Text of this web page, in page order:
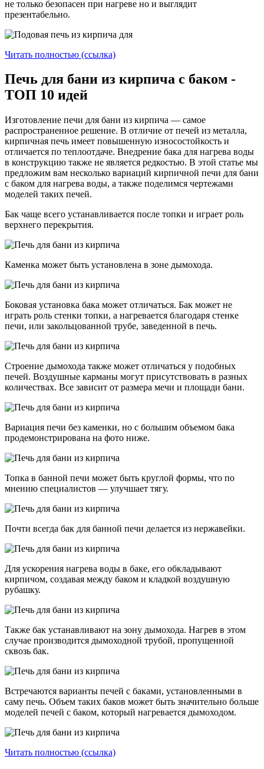
не только безопасен при нагреве но и выглядит
презентабельно.
Читать полностью (ссылка)
Печь для бани из кирпича с баком -
ТОП 10 идей
Изготовление печи для бани из кирпича — самое
распространенное решение. В отличие от печей из металла,
кирпичная печь имеет повышенную износостойкость и
отличается по теплоотдаче. Внедрение бака для нагрева воды
в конструкцию также не является редкостью. В этой статье мы
предложим вам несколько вариаций кирпичной печи для бани
с баком для нагрева воды, а также поделимся чертежами
моделей таких печей.
Бак чаще всего устанавливается после топки и играет роль
верхнего перекрытия.
Каменка может быть установлена в зоне дымохода.
Боковая установка бака может отличаться. Бак может не
играть роль стенки топки, а нагревается благодаря стенке
печи, или закольцованной трубе, заведенной в печь.
Строение дымохода также может отличаться у подобных
печей. Воздушные карманы могут присутствовать в разных
количествах. Все зависит от размера мечи и площади бани.
Вариация печи без каменки, но с большим объемом бака
продемонстрирована на фото ниже.
Топка в банной печи может быть круглой формы, что по
мнению специалистов — улучшает тягу.
Почти всегда бак для банной печи делается из нержавейки.
Для ускорения нагрева воды в баке, его обкладывают
кирпичом, создавая между баком и кладкой воздушную
рубашку.
Также бак устанавливают на зону дымохода. Нагрев в этом
случае производится дымоходной трубой, пропущенной
сквозь бак.
Встречаются варианты печей с баками, установленными в
саму печь. Объем таких баков может быть значительно больше
моделей печей с баком, который нагревается дымоходом.
Читать полностью (ссылка)